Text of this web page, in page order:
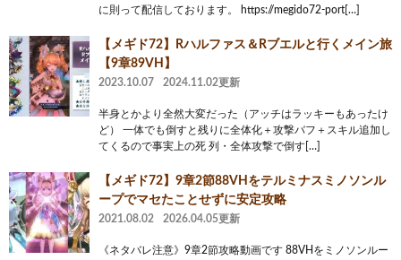
に則って配信しております。 https://megido72-port[…]
【メギド72】Rハルファス＆Rブエルと行くメイン旅
【9章89VH】
2023.10.07 2024.11.02更新
半身とかより全然大変だった（アッチはラッキーもあったけ
ど） 一体でも倒すと残りに全体化＋攻撃バフ＋スキル追加し
てくるので事実上の死 列・全体攻撃で倒す[…]
【メギド72】9章2節88VHをテルミナスミノソンル
ープでマセたことせずに安定攻略
2021.08.02 2026.04.05更新
《ネタバレ注意》9章2節攻略動画です 88VHをミノソンルー